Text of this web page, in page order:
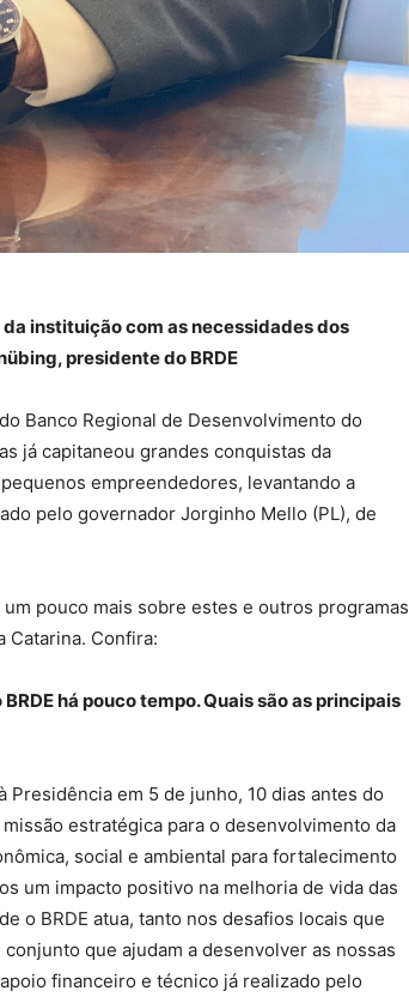
instituição com as necessidades dos
presidente do BRDE
Banco Regional de Desenvolvimento do
já capitaneou grandes conquistas da
empreendedores, levantando a
pelo governador Jorginho Mello (PL), de
pouco mais sobre estes e outros programas
Catarina. Confira:
há pouco tempo. Quais são as principais
Presidência em 5 de junho, 10 dias antes do
estratégica para o desenvolvimento da
social e ambiental para fortalecimento
um impacto positivo na melhoria de vida das
o BRDE atua, tanto nos desafios locais que
que ajudam a desenvolver as nossas
financeiro e técnico já realizado pelo